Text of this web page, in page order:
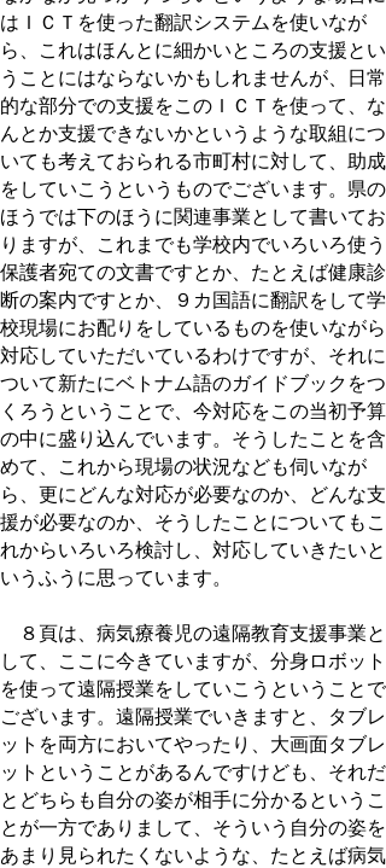
はＩＣＴを使った翻訳システムを使いなが
ら、これはほんとに細かいところの支援とい
うことにはならないかもしれませんが、日常
的な部分での支援をこのＩＣＴを使って、な
んとか支援できないかというような取組につ
いても考えておられる市町村に対して、助成
をしていこうというものでございます。県の
ほうでは下のほうに関連事業として書いてお
りますが、これまでも学校内でいろいろ使う
保護者宛ての文書ですとか、たとえば健康診
断の案内ですとか、９カ国語に翻訳をして学
校現場にお配りをしているものを使いながら
対応していただいているわけですが、それに
ついて新たにベトナム語のガイドブックをつ
くろうということで、今対応をこの当初予算
の中に盛り込んでいます。そうしたことを含
めて、これから現場の状況なども伺いなが
ら、更にどんな対応が必要なのか、どんな支
援が必要なのか、そうしたことについてもこ
れからいろいろ検討し、対応していきたいと
いうふうに思っています。
８頁は、病気療養児の遠隔教育支援事業と
して、ここに今きていますが、分身ロボット
を使って遠隔授業をしていこうということで
ございます。遠隔授業でいきますと、タブレ
ットを両方においてやったり、大画面タブレ
ットということがあるんですけども、それだ
とどちらも自分の姿が相手に分かるというこ
とが一方でありまして、そういう自分の姿を
あまり見られたくないような、たとえば病気